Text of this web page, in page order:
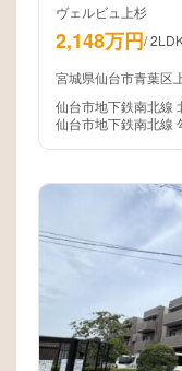
ヴェルビュ上杉
2,148万円/
宮城県仙台市青葉区
仙台市地下鉄南北線
仙台市地下鉄南北線